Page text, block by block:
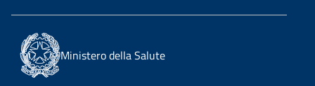
Ministero della Salute